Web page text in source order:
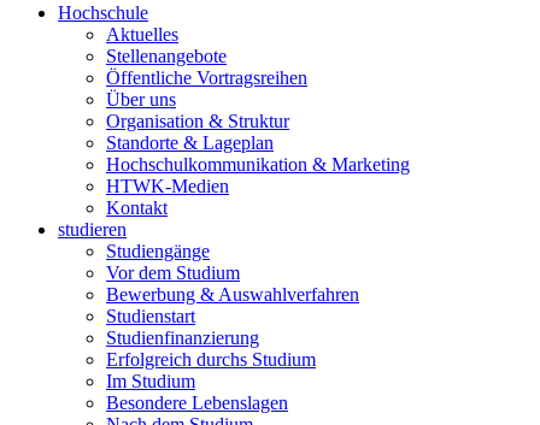
Hochschule
Aktuelles
Stellenangebote
Öffentliche Vortragsreihen
Über uns
Organisation & Struktur
Standorte & Lageplan
Hochschulkommunikation & Marketing
HTWK-Medien
Kontakt
studieren
Studiengänge
Vor dem Studium
Bewerbung & Auswahlverfahren
Studienstart
Studienfinanzierung
Erfolgreich durchs Studium
Im Studium
Besondere Lebenslagen